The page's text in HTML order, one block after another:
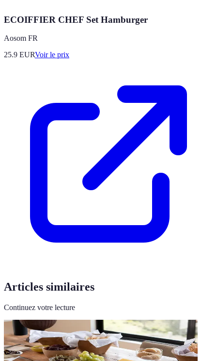
ECOIFFIER CHEF Set Hamburger
Aosom FR
25.9 EURVoir le prix
Articles similaires
Continuez votre lecture